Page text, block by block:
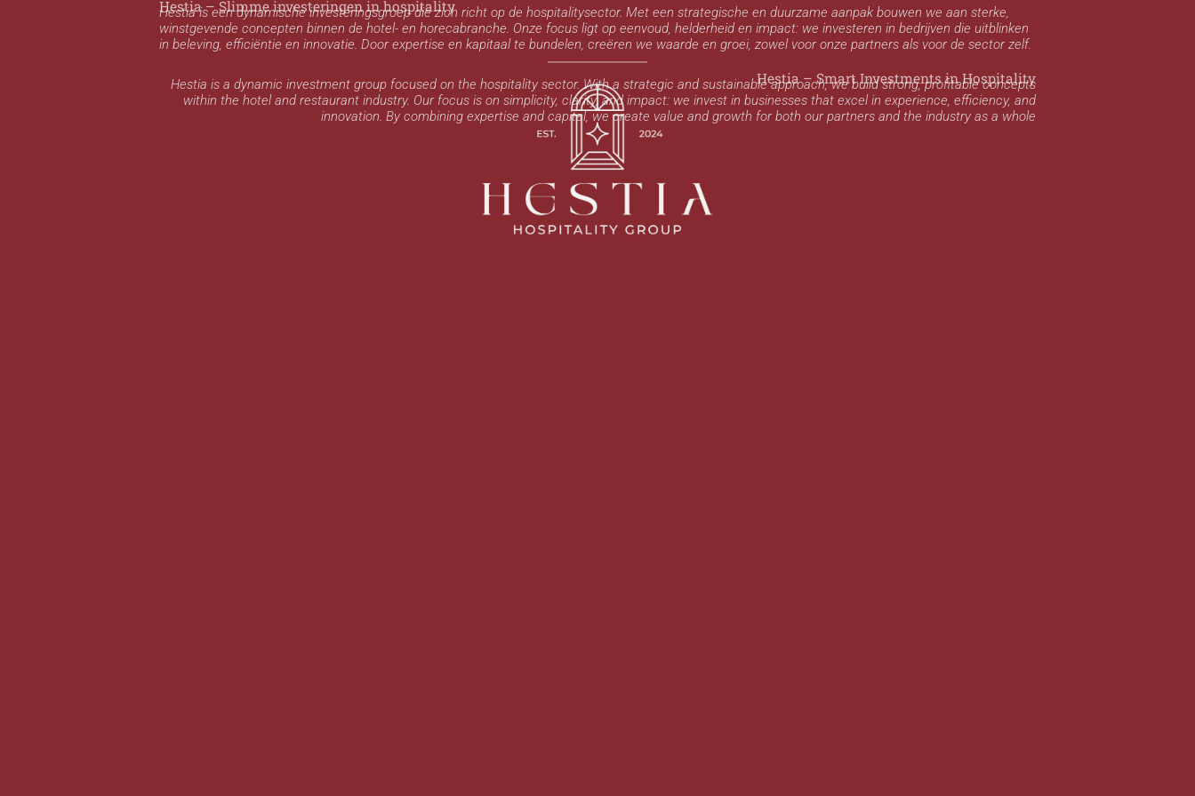
Hestia – Slimme investeringen in hospitality
Hestia is een dynamische investeringsgroep die zich richt op de hospitalitysector. Met een strategische en duurzame aanpak bouwen we aan sterke,
winstgevende concepten binnen de hotel- en horecabranche. Onze focus ligt op eenvoud, helderheid en impact: we investeren in bedrijven die uitblinken
in beleving, efficiëntie en innovatie. Door expertise en kapitaal te bundelen, creëren we waarde en groei, zowel voor onze partners als voor de sector zelf.
Hestia – Smart Investments in Hospitality
Hestia is a dynamic investment group focused on the hospitality sector. With a strategic and sustainable approach, we build strong, profitable concepts
within the hotel and restaurant industry. Our focus is on simplicity, clarity, and impact: we invest in businesses that excel in experience, efficiency, and
innovation. By combining expertise and capital, we create value and growth for both our partners and the industry as a whole